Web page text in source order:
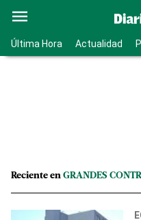
Última Hora Actualidad
Reciente en GRANDES